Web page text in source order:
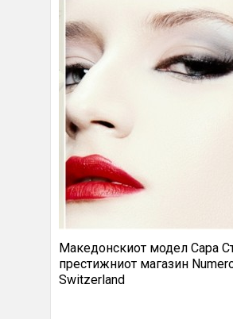
Македонскиот модел Сара
престижниот магазин
Switzerland